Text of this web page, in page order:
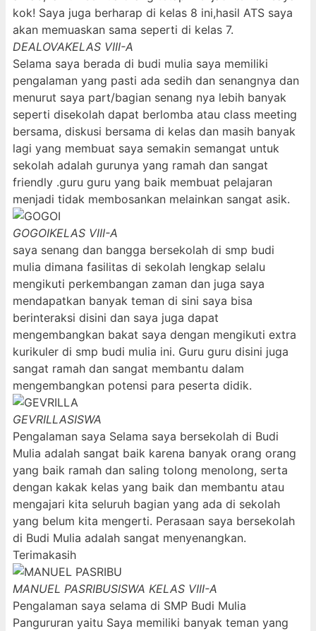
kok! Saya juga berharap di kelas 8 ini,hasil ATS saya
akan memuaskan sama seperti di kelas 7.
DEALOVAKELAS VIII-A
Selama saya berada di budi mulia saya memiliki
pengalaman yang pasti ada sedih dan senangnya dan
menurut saya part/bagian senang nya lebih banyak
seperti disekolah dapat berlomba atau class meeting
bersama, diskusi bersama di kelas dan masih banyak
lagi yang membuat saya semakin semangat untuk
sekolah adalah gurunya yang ramah dan sangat
friendly .guru guru yang baik membuat pelajaran
menjadi tidak membosankan melainkan sangat asik.
GOGOIKELAS VIII-A
saya senang dan bangga bersekolah di smp budi
mulia dimana fasilitas di sekolah lengkap selalu
mengikuti perkembangan zaman dan juga saya
mendapatkan banyak teman di sini saya bisa
berinteraksi disini dan saya juga dapat
mengembangkan bakat saya dengan mengikuti extra
kurikuler di smp budi mulia ini. Guru guru disini juga
sangat ramah dan sangat membantu dalam
mengembangkan potensi para peserta didik.
GEVRILLASISWA
Pengalaman saya Selama saya bersekolah di Budi
Mulia adalah sangat baik karena banyak orang orang
yang baik ramah dan saling tolong menolong, serta
dengan kakak kelas yang baik dan membantu atau
mengajari kita seluruh bagian yang ada di sekolah
yang belum kita mengerti. Perasaan saya bersekolah
di Budi Mulia adalah sangat menyenangkan.
Terimakasih
MANUEL PASRIBUSISWA KELAS VIII-A
Pengalaman saya selama di SMP Budi Mulia
Pangururan yaitu Saya memiliki banyak teman yang